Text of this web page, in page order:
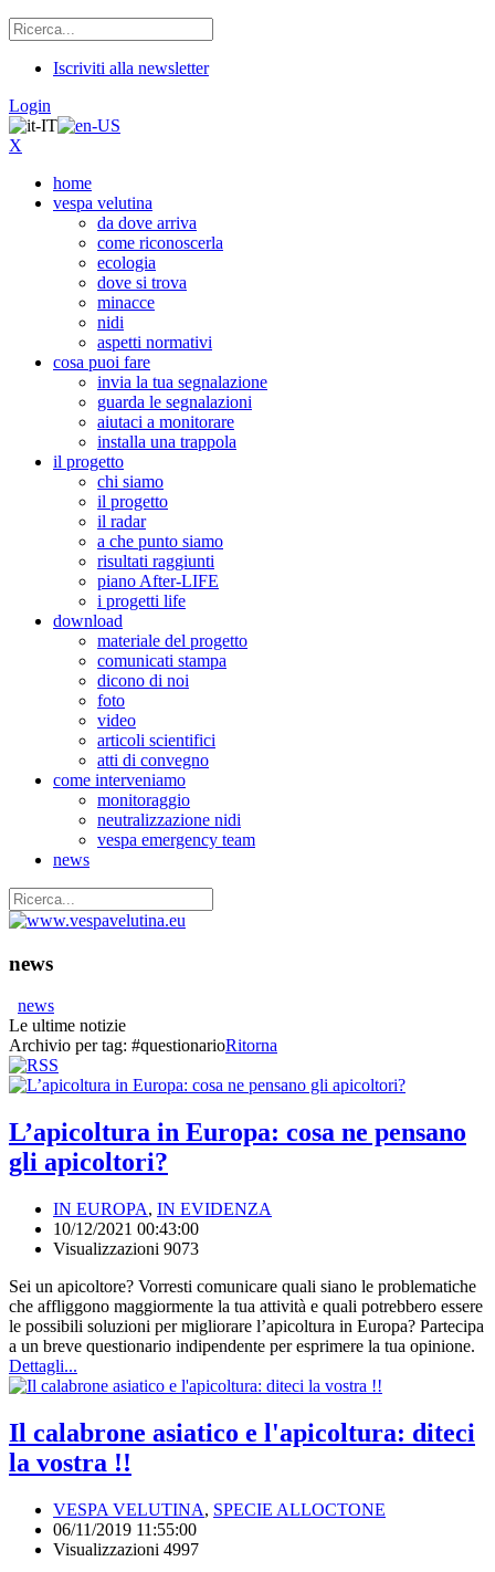
Iscriviti alla newsletter
Login
X
home
vespa velutina
da dove arriva
come riconoscerla
ecologia
dove si trova
minacce
nidi
aspetti normativi
cosa puoi fare
invia la tua segnalazione
guarda le segnalazioni
aiutaci a monitorare
installa una trappola
il progetto
chi siamo
il progetto
il radar
a che punto siamo
risultati raggiunti
piano After-LIFE
i progetti life
download
materiale del progetto
comunicati stampa
dicono di noi
foto
video
articoli scientifici
atti di convegno
come interveniamo
monitoraggio
neutralizzazione nidi
vespa emergency team
news
news
news
Le ultime notizie
Archivio per tag: #questionarioRitorna
L’apicoltura in Europa: cosa ne pensano
gli apicoltori?
IN EUROPA, IN EVIDENZA
10/12/2021 00:43:00
Visualizzazioni 9073
Sei un apicoltore? Vorresti comunicare quali siano le problematiche
che affliggono maggiormente la tua attività e quali potrebbero essere
le possibili soluzioni per migliorare l’apicoltura in Europa? Partecipa
a un breve questionario indipendente per esprimere la tua opinione.
Dettagli...
Il calabrone asiatico e l'apicoltura: diteci
la vostra !!
VESPA VELUTINA, SPECIE ALLOCTONE
06/11/2019 11:55:00
Visualizzazioni 4997